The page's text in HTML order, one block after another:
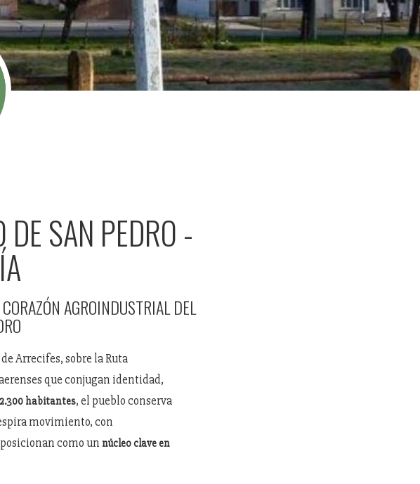
DE SAN PEDRO -
AGROINDUSTRIAL DEL
Arrecifes, sobre la Ruta
que conjugan identidad,
2.300 habitantes, el pueblo conserva
movimiento, con
como un núcleo clave en